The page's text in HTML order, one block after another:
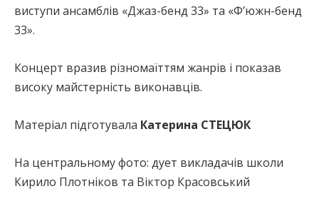
виступи ансамблів «Джаз-бенд 33» та «Ф’южн-бенд
33».
Концерт вразив різномаїттям жанрів і показав
високу майстерність виконавців.
Матеріал підготувала Катерина СТЕЦЮК
На центральному фото: дует викладачів школи
Кирило Плотніков та Віктор Красовський